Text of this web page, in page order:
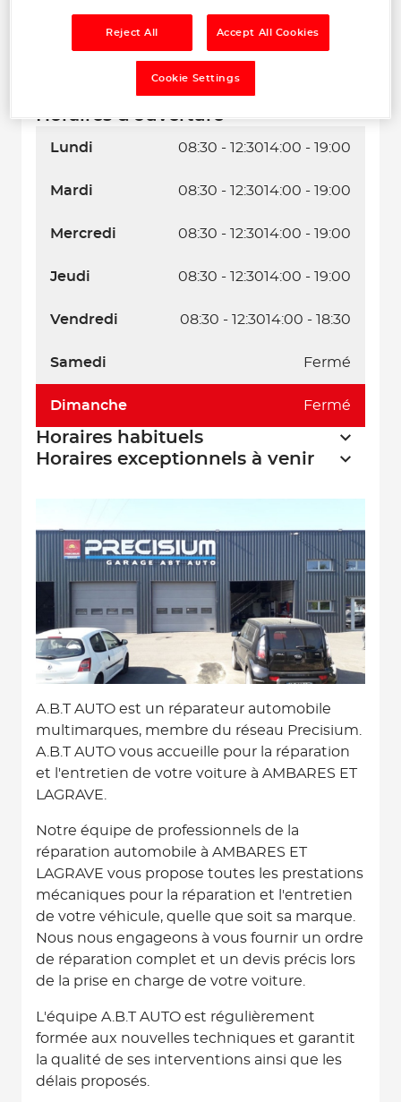
Horaires d'ouverture
Lundi 08:30 - 12:3014:00 - 19:00
Mardi 08:30 - 12:3014:00 - 19:00
Mercredi 08:30 - 12:3014:00 - 19:00
Jeudi 08:30 - 12:3014:00 - 19:00
Vendredi 08:30 - 12:3014:00 - 18:30
Samedi Fermé
Dimanche Fermé
Horaires habituels
Horaires exceptionnels à venir
Leaflet
A.B.T AUTO est un réparateur automobile
multimarques, membre du réseau Precisium.
A.B.T AUTO vous accueille pour la réparation
et l'entretien de votre voiture à AMBARES ET
LAGRAVE.
Notre équipe de professionnels de la
réparation automobile à AMBARES ET
LAGRAVE vous propose toutes les prestations
mécaniques pour la réparation et l'entretien
de votre véhicule, quelle que soit sa marque.
Nous nous engageons à vous fournir un ordre
de réparation complet et un devis précis lors
de la prise en charge de votre voiture.
L'équipe A.B.T AUTO est régulièrement
formée aux nouvelles techniques et garantit
la qualité de ses interventions ainsi que les
délais proposés.
Reject All Accept All Cookies
Cookie Settings